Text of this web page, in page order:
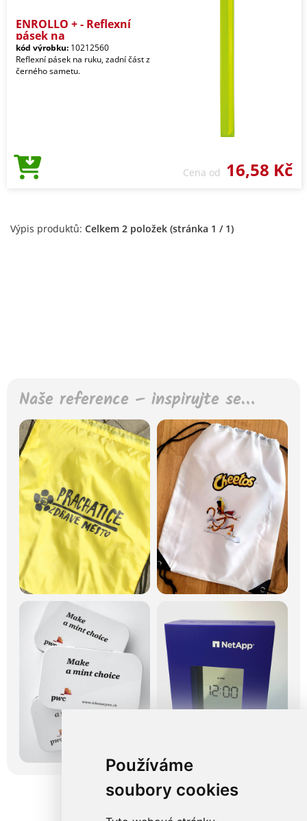
Používáme
soubory cookies
ENROLLO + - Reflexní
pásek na
kód výrobku: 10212560
Reflexní pásek na ruku, zadní část z
černého sametu.
Cena od 16,58 Kč
Výpis produktů: Celkem 2 položek (stránka 1 / 1)
Naše reference – inspirujte se…